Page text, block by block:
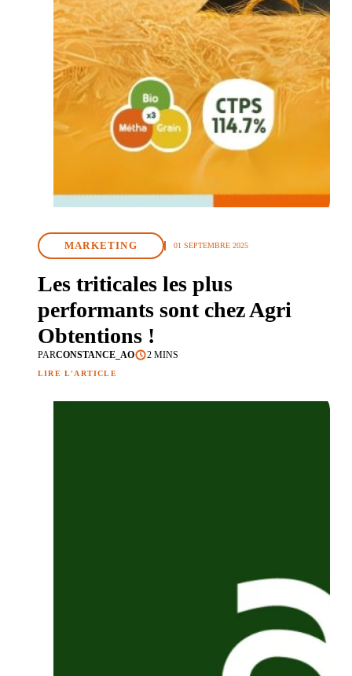
MARKETING 01 SEPTEMBRE 2025
Les triticales les plus
performants sont chez Agri
Obtentions !
PARCONSTANCE_AO 2 MINS
LIRE L'ARTICLE